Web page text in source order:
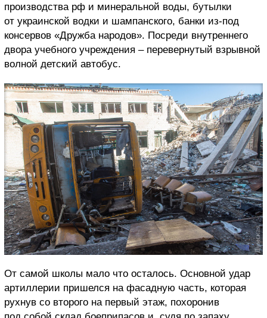
производства рф и минеральной воды, бутылки
от украинской водки и шампанского, банки из-под
консервов «Дружба народов». Посреди внутреннего
двора учебного учреждения – перевернутый взрывной
волной детский автобус.
От самой школы мало что осталось. Основной удар
артиллерии пришелся на фасадную часть, которая
рухнув со второго на первый этаж, похоронив